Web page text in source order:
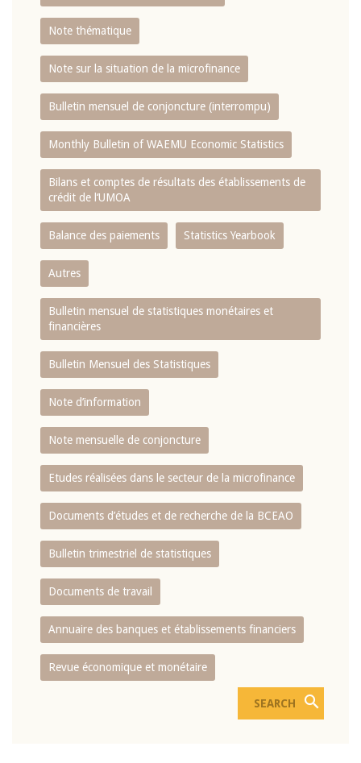
Note thématique
Note sur la situation de la microfinance
Bulletin mensuel de conjoncture (interrompu)
Monthly Bulletin of WAEMU Economic Statistics
Bilans et comptes de résultats des établissements de
crédit de l‘UMOA
Balance des paiements Statistics Yearbook
Autres
Bulletin mensuel de statistiques monétaires et
financières
Bulletin Mensuel des Statistiques
Note d’information
Note mensuelle de conjoncture
Etudes réalisées dans le secteur de la microfinance
Documents d’études et de recherche de la BCEAO
Bulletin trimestriel de statistiques
Documents de travail
Annuaire des banques et établissements financiers
Revue économique et monétaire